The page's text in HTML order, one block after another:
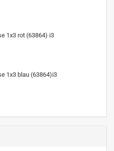
1x3 rot (63864) i3
1x3 blau (63864)i3